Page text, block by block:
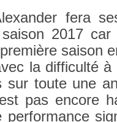
fera
2017 car
saison
la dif­ficulté
sur toute une
pas en­core
per­for­mance